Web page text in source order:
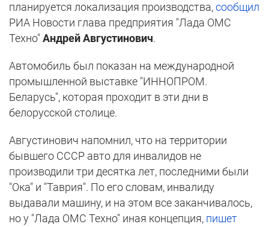
планируется локализация производства,сообщил
РИА Новости глава предприятия "Лада ОМС
Техно"Андрей Августинович.
Автомобиль был показан на международной
промышленной выставке "ИННОПРОМ.
Беларусь", которая проходит в эти дни в
белорусской столице.
Августинович напомнил, что на территории
бывшего СССР авто для инвалидов не
производили три десятка лет, последними были
"Ока" и "Таврия". По его словам, инвалиду
выдавали машину, и на этом все заканчивалось,
но у "Лада ОМС Техно" иная концепция, пишет